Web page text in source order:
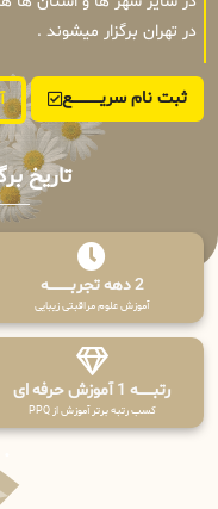
در تهران برگزار میشوند .
ثبت نام سریــــــــــــع
تاریخ
2 دهه تجربـــــــــه
آموزش علوم مراقبتی زیبایی
رتبــــــه 1 آموزش حرفه ای
کسب رتبه برتر آموزش از PPQ